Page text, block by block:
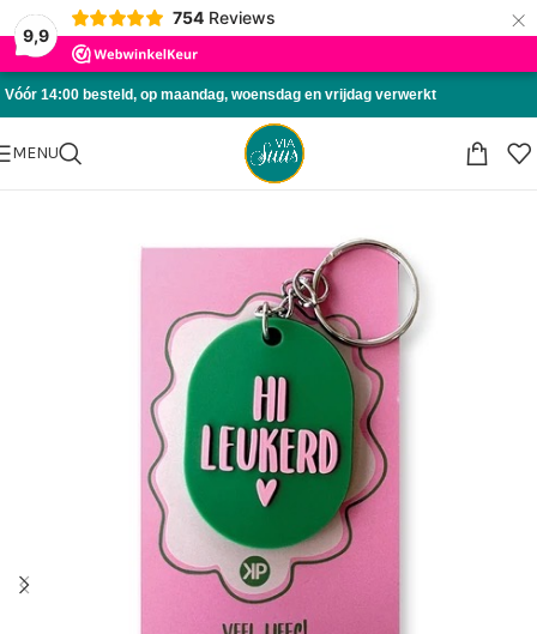
9,9
754 Reviews ×
Skip to navigation
Skip to main content
Vóór 14:00 besteld, op maandag, woensdag en vrijdag verwerkt
MENU